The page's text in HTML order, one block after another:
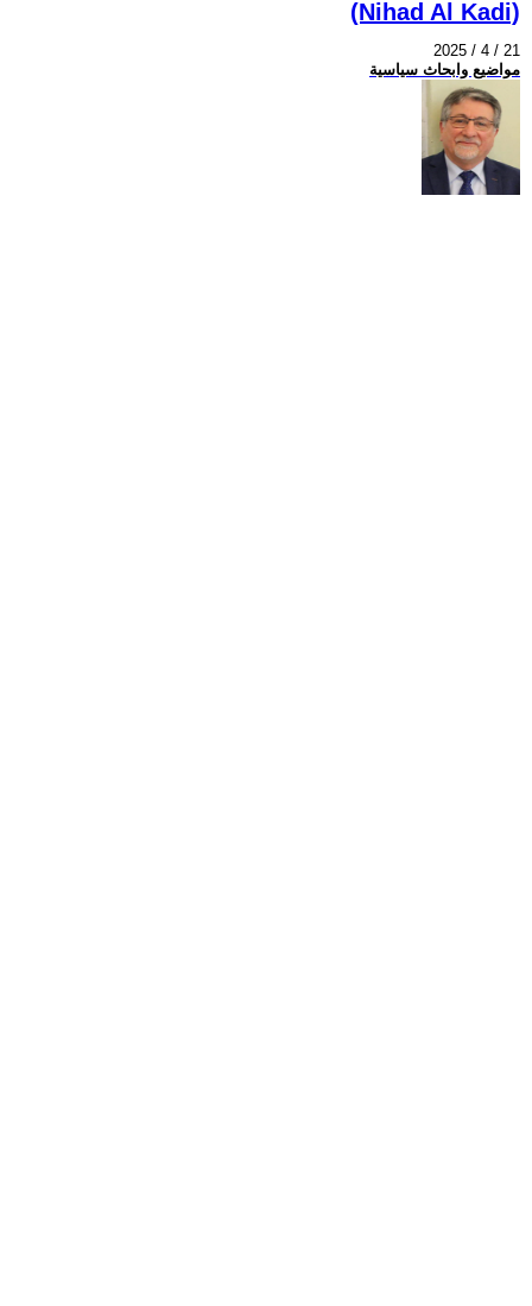
(Nihad Al Kadi)
2025 / 4 / 21
مواضيع وابحاث سياسية